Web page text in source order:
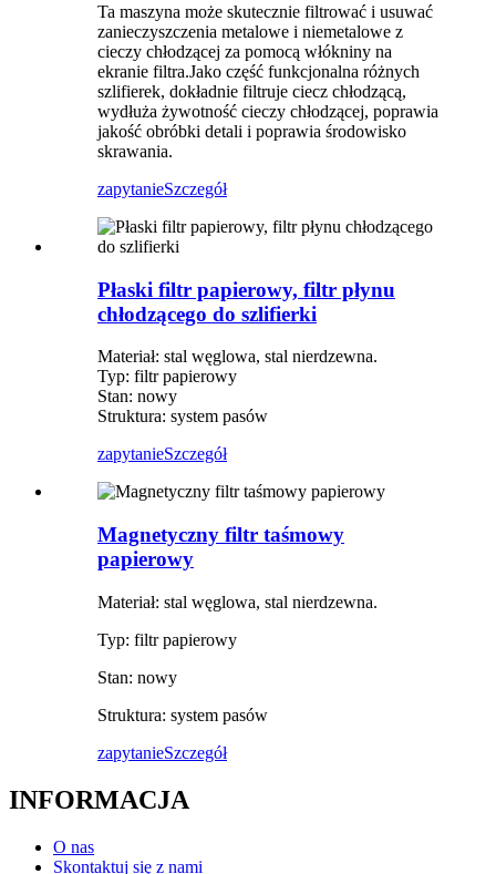
Ta maszyna może skutecznie filtrować i usuwać
zanieczyszczenia metalowe i niemetalowe z
cieczy chłodzącej za pomocą włókniny na
ekranie filtra.Jako część funkcjonalna różnych
szlifierek, dokładnie filtruje ciecz chłodzącą,
wydłuża żywotność cieczy chłodzącej, poprawia
jakość obróbki detali i poprawia środowisko
skrawania.
zapytanieSzczegół
Płaski filtr papierowy, filtr płynu
chłodzącego do szlifierki
Materiał: stal węglowa, stal nierdzewna.
Typ: filtr papierowy
Stan: nowy
Struktura: system pasów
zapytanieSzczegół
Magnetyczny filtr taśmowy
papierowy
Materiał: stal węglowa, stal nierdzewna.
Typ: filtr papierowy
Stan: nowy
Struktura: system pasów
zapytanieSzczegół
INFORMACJA
O nas
Skontaktuj się z nami